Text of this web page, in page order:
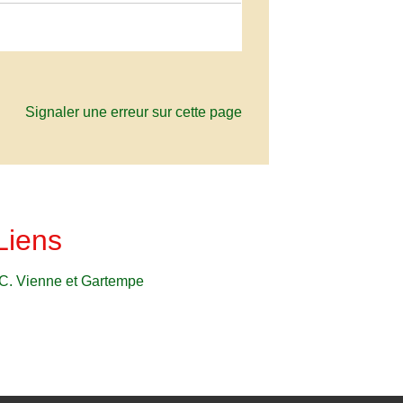
Signaler une erreur sur cette page
Vienne et Gartempe